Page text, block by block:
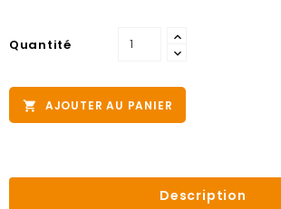
Quantité
 AJOUTER AU PANIER
Description